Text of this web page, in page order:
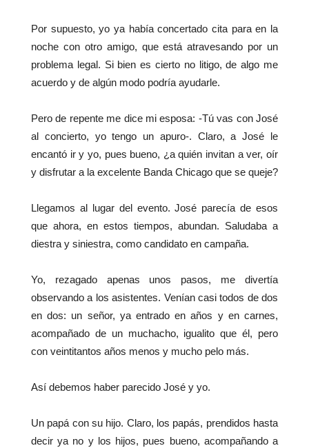
Por supuesto, yo ya había concertado cita para en la
noche con otro amigo, que está atravesando por un
problema legal. Si bien es cierto no litigo, de algo me
acuerdo y de algún modo podría ayudarle.
Pero de repente me dice mi esposa: -Tú vas con José
al concierto, yo tengo un apuro-. Claro, a José le
encantó ir y yo, pues bueno, ¿a quién invitan a ver, oír
y disfrutar a la excelente Banda Chicago que se queje?
Llegamos al lugar del evento. José parecía de esos
que ahora, en estos tiempos, abundan. Saludaba a
diestra y siniestra, como candidato en campaña.
Yo, rezagado apenas unos pasos, me divertía
observando a los asistentes. Venían casi todos de dos
en dos: un señor, ya entrado en años y en carnes,
acompañado de un muchacho, igualito que él, pero
con veintitantos años menos y mucho pelo más.
Así debemos haber parecido José y yo.
Un papá con su hijo. Claro, los papás, prendidos hasta
decir ya no y los hijos, pues bueno, acompañando a